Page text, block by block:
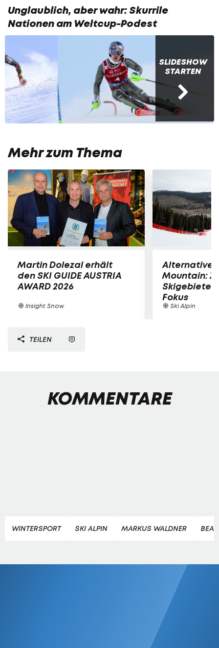
Unglaublich, aber wahr: Skurrile
Nationen am Weltcup-Podest
SLIDESHOW
STARTEN
Mehr zum Thema
Martin Dolezal erhält
den SKI GUIDE AUSTRIA
AWARD 2026
Insight Snow
Alternative
Mountain:
Skigebiete
Fokus
Ski Alpin
TEILEN
KOMMENTARE
WINTERSPORT SKI ALPIN MARKUS WALDNER